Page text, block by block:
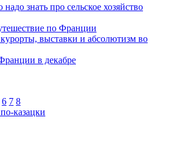
надо знать про сельское хозяйство
по Франции
выставки и абсолютизм во
в декабре
6 7 8
казацки